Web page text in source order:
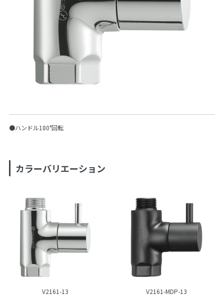
●ハンドル180°回転
カラーバリエーション
V2161-13 V2161-MDP-13